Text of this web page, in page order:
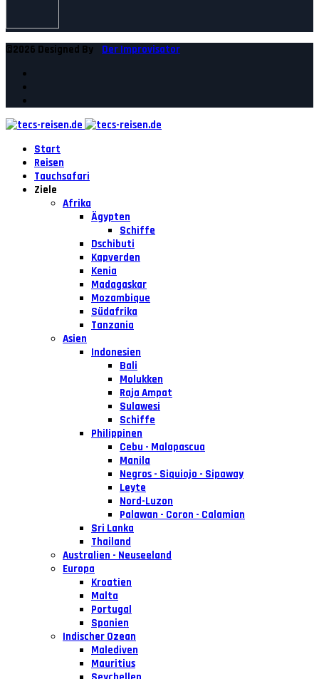
©2026 Designed By Der Improvisator
Start
Reisen
Tauchsafari
Ziele
Afrika
Ägypten
Schiffe
Dschibuti
Kapverden
Kenia
Madagaskar
Mozambique
Südafrika
Tanzania
Asien
Indonesien
Bali
Molukken
Raja Ampat
Sulawesi
Schiffe
Philippinen
Cebu - Malapascua
Manila
Negros - Siquiojo - Sipaway
Leyte
Nord-Luzon
Palawan - Coron - Calamian
Sri Lanka
Thailand
Australien - Neuseeland
Europa
Kroatien
Malta
Portugal
Spanien
Indischer Ozean
Malediven
Mauritius